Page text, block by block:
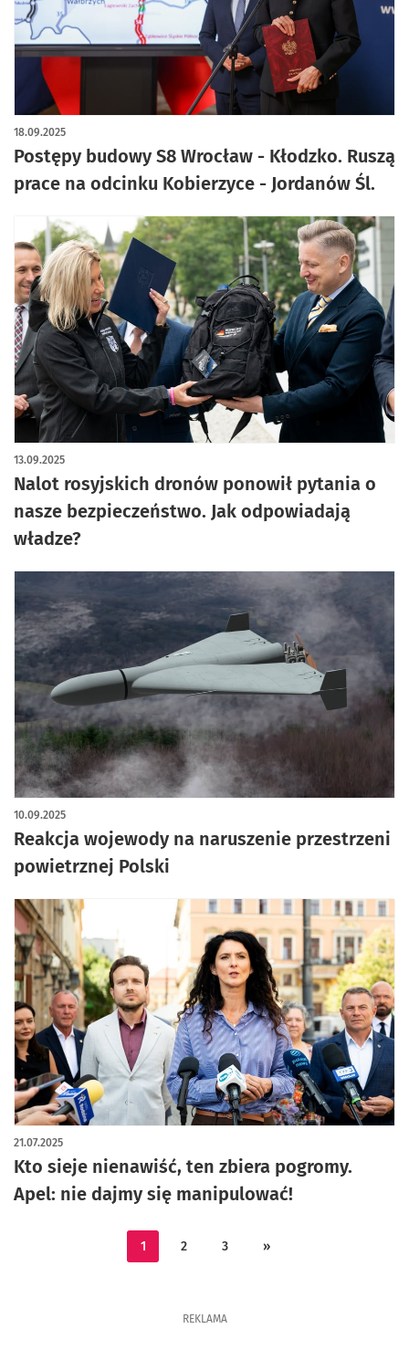
Postępy budowy S8 Wrocław - Kłodzko. Ruszą
prace na odcinku Kobierzyce - Jordanów Śl.
18.09.2025
Nalot rosyjskich dronów ponowił pytania o
nasze bezpieczeństwo. Jak odpowiadają
władze?
13.09.2025
Reakcja wojewody na naruszenie przestrzeni
powietrznej Polski
10.09.2025
Kto sieje nienawiść, ten zbiera pogromy.
Apel: nie dajmy się manipulować!
21.07.2025
1 2 3 »
REKLAMA